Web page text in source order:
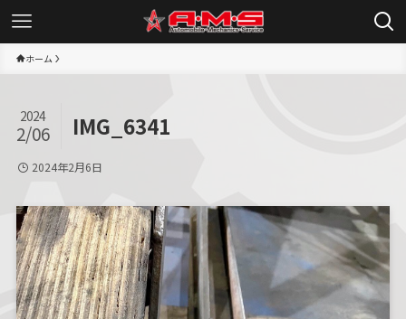
ホーム
IMG_6341
2024
2/06
2024年2月6日